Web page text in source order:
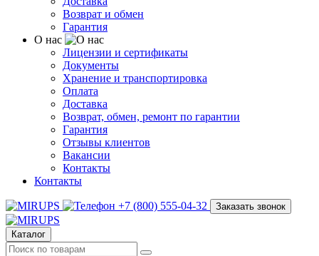
Возврат и обмен
Гарантия
О нас
Лицензии и сертификаты
Документы
Хранение и транспортировка
Оплата
Доставка
Возврат, обмен, ремонт по гарантии
Гарантия
Отзывы клиентов
Вакансии
Контакты
Контакты
+7 (800) 555-04-32 Заказать звонок
Каталог